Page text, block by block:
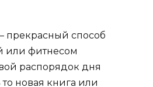
прекрасный способ
или фитнесом
распорядок дня
новая книга или